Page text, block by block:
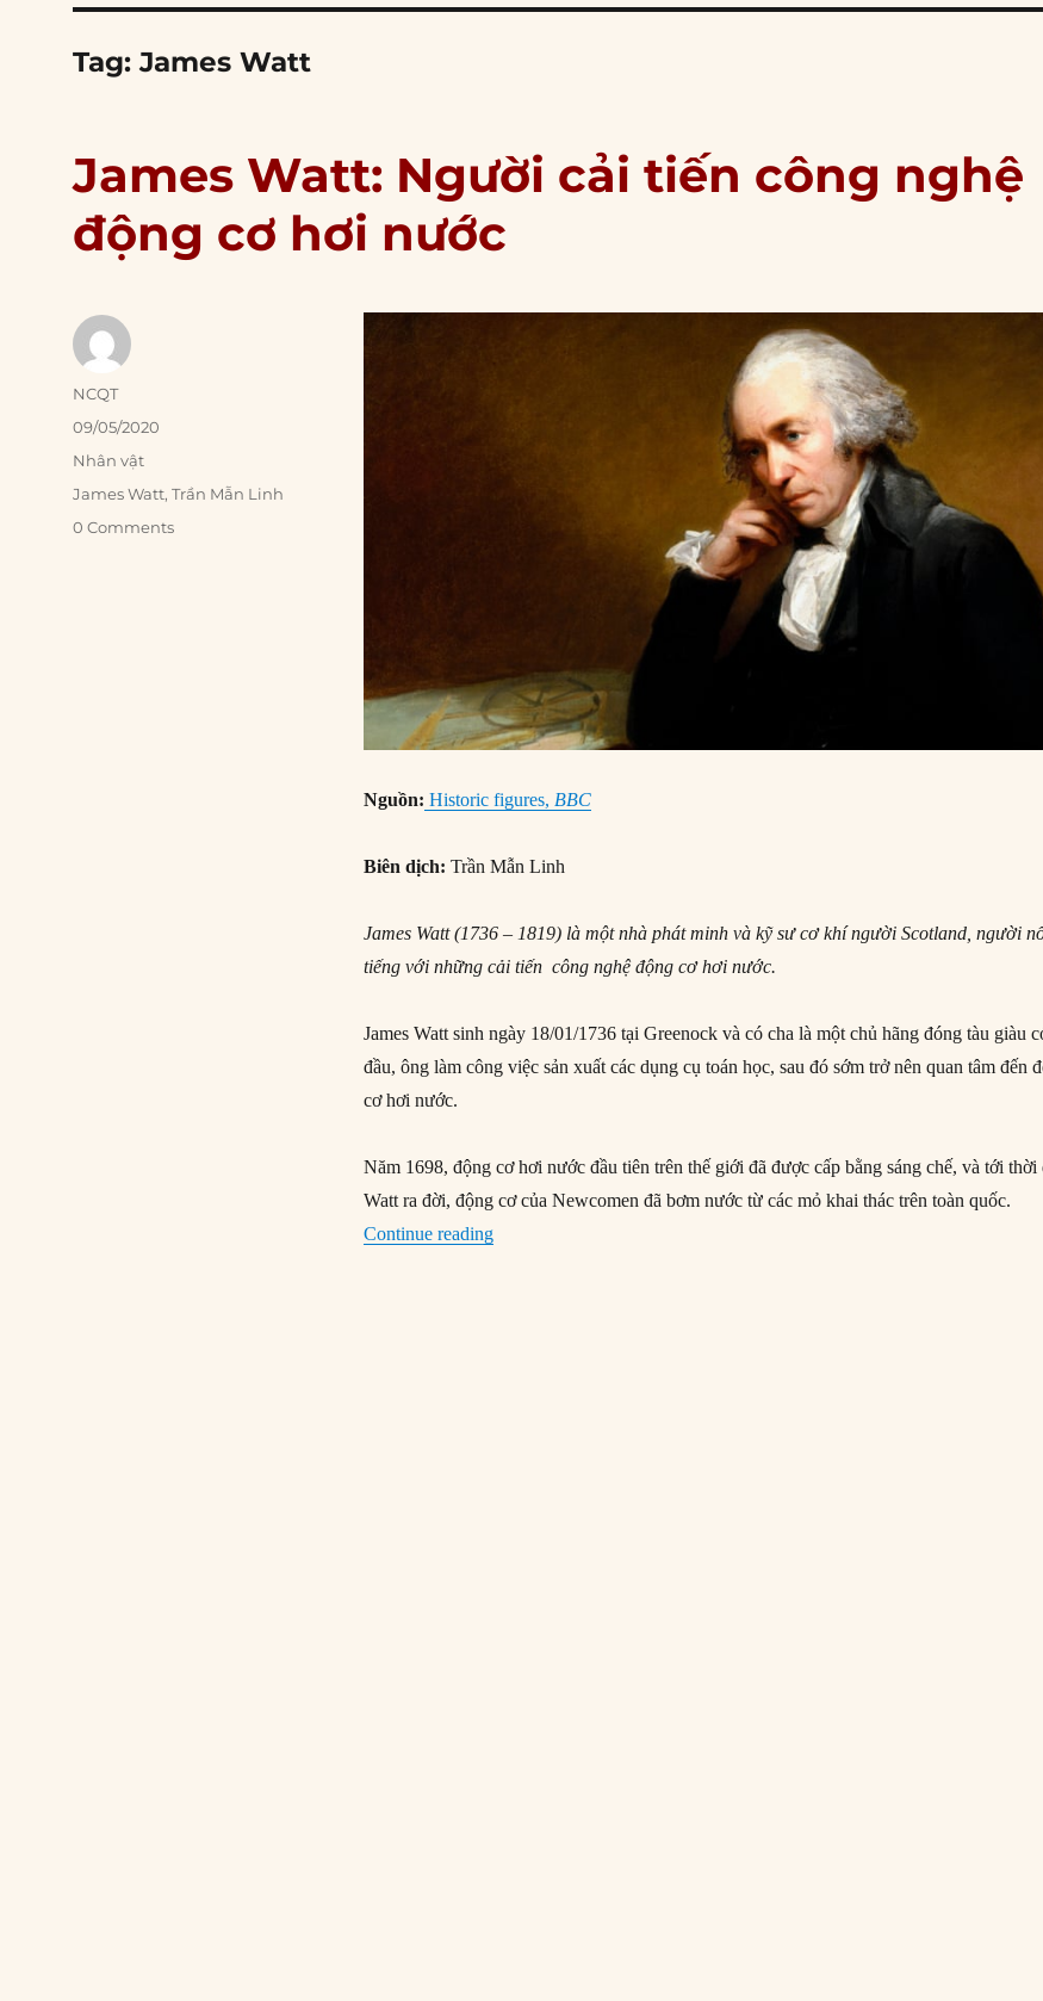
Tag:James Watt
James Watt: Người cải tiến công nghệ
động cơ hơi nước
Nguồn: Historic figures, BBC
Biên dịch: Trần Mẫn Linh
James Watt (1736 – 1819) là một nhà phát minh và kỹ sư cơ khí người Scotland, người
tiếng với những cải tiến công nghệ động cơ hơi nước.
James Watt sinh ngày 18/01/1736 tại Greenock và có cha là một chủ hãng đóng tàu giàu
đầu, ông làm công việc sản xuất các dụng cụ toán học, sau đó sớm trở nên quan tâm đến
cơ hơi nước.
Năm 1698, động cơ hơi nước đầu tiên trên thế giới đã được cấp bằng sáng chế, và tới thời
Watt ra đời, động cơ của Newcomen đã bơm nước từ các mỏ khai thác trên toàn quốc.
Continue reading“James Watt: Người cải tiến công nghệ động cơ hơi nước”
Author
NCQT
Posted
on
09/05/2020
Categories
Nhân vật
Tags
James Watt,Trần Mẫn Linh
0 Comments